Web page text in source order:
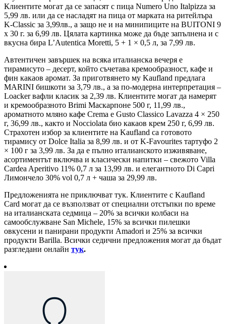
Клиентите могат да се запасят с пица Numero Uno Italpizza за
5,99 лв. или да се насладят на пица от марката на ритейлъра
K-Classic за 3,99лв., а защо не и на минипиците на BUITONI 9
х 30 г. за 6,99 лв. Цялата картинка може да бъде запълнена и с
вкусна бира L’Autentica Moretti, 5 + 1 × 0,5 л, за 7,99 лв.
Автентичен завършек на всяка италианска вечеря е
тирамисуто – десерт, който съчетава кремообразност, кафе и
фин какаов аромат. За приготвянето му Kaufland предлага
MARINI бишкоти за 3,79 лв., а за по-модерна интерпретация –
Loacker вафли класик за 2,39 лв. Клиентите могат да намерят
и кремообразното Brimi Маскарпоне 500 г, 11,99 лв.,
ароматното мляно кафе Crema e Gusto Classico Lavazza 4 × 250
г, 36,99 лв., както и Nocciolata био какаов крем 250 г, 6,99 лв.
Страхотен избор за клиентите на Kaufland са готовото
тирамису от Dolce Italia за 8,99 лв. и от K-Favourites тартуфо 2
× 100 г за 3,99 лв. За да е пълно италианското изживяване,
асортиментът включва и класически напитки – свежото Villa
Cardea Aperitivo 11% 0,7 л за 13,99 лв. и елегантното Di Capri
Лимончело 30% vol 0,7 л + чаша за 29,99 лв.
Предложенията не приключват тук. Клиентите с Kaufland
Card могат да се възползват от специални отстъпки по време
на италианската седмица – 20% за всички колбаси на
самообслужване San Michele, 15% за всички пилешки
овкусени и панирани продукти Amadori и 25% за всички
продукти Barilla. Всички седични предложения могат да бъдат
разгледани онлайн тук.